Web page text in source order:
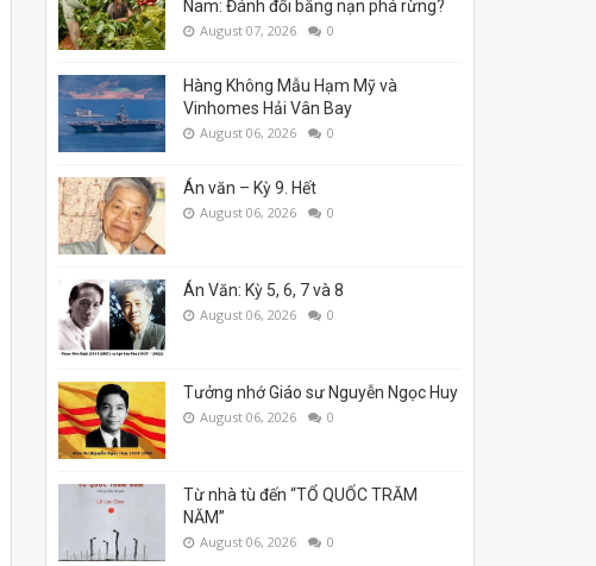
Nam: Đánh đổi bằng nạn phá rừng?
August 07, 2026 0
Hàng Không Mẫu Hạm Mỹ và
Vinhomes Hải Vân Bay
August 06, 2026 0
Án văn – Kỳ 9. Hết
August 06, 2026 0
Án Văn: Kỳ 5, 6, 7 và 8
August 06, 2026 0
Tưởng nhớ Giáo sư Nguyễn Ngọc Huy
August 06, 2026 0
Từ nhà tù đến “TỔ QUỐC TRĂM
NĂM”
August 06, 2026 0